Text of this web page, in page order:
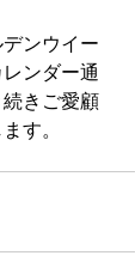
ンウイー
ンダー通
きご愛顧
す。